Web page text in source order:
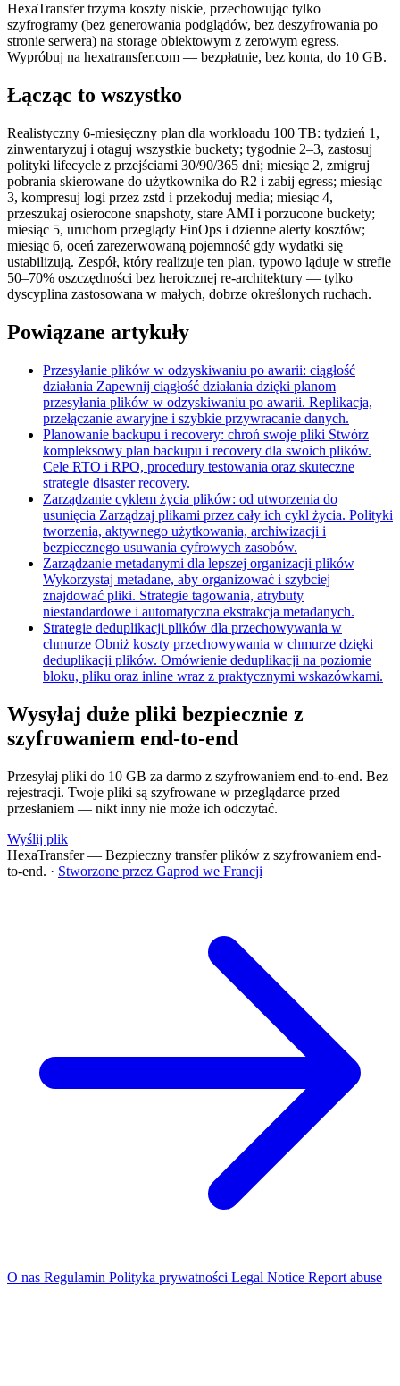
HexaTransfer trzyma koszty niskie, przechowując tylko
szyfrogramy (bez generowania podglądów, bez deszyfrowania po
stronie serwera) na storage obiektowym z zerowym egress.
Wypróbuj na hexatransfer.com — bezpłatnie, bez konta, do 10 GB.
Łącząc to wszystko
Realistyczny 6-miesięczny plan dla workloadu 100 TB: tydzień 1,
zinwentaryzuj i otaguj wszystkie buckety; tygodnie 2–3, zastosuj
polityki lifecycle z przejściami 30/90/365 dni; miesiąc 2, zmigruj
pobrania skierowane do użytkownika do R2 i zabij egress; miesiąc
3, kompresuj logi przez zstd i przekoduj media; miesiąc 4,
przeszukaj osierocone snapshoty, stare AMI i porzucone buckety;
miesiąc 5, uruchom przeglądy FinOps i dzienne alerty kosztów;
miesiąc 6, oceń zarezerwowaną pojemność gdy wydatki się
ustabilizują. Zespół, który realizuje ten plan, typowo ląduje w strefie
50–70% oszczędności bez heroicznej re-architektury — tylko
dyscyplina zastosowana w małych, dobrze określonych ruchach.
Powiązane artykuły
Przesyłanie plików w odzyskiwaniu po awarii: ciągłość
działania Zapewnij ciągłość działania dzięki planom
przesyłania plików w odzyskiwaniu po awarii. Replikacja,
przełączanie awaryjne i szybkie przywracanie danych.
Planowanie backupu i recovery: chroń swoje pliki Stwórz
kompleksowy plan backupu i recovery dla swoich plików.
Cele RTO i RPO, procedury testowania oraz skuteczne
strategie disaster recovery.
Zarządzanie cyklem życia plików: od utworzenia do
usunięcia Zarządzaj plikami przez cały ich cykl życia. Polityki
tworzenia, aktywnego użytkowania, archiwizacji i
bezpiecznego usuwania cyfrowych zasobów.
Zarządzanie metadanymi dla lepszej organizacji plików
Wykorzystaj metadane, aby organizować i szybciej
znajdować pliki. Strategie tagowania, atrybuty
niestandardowe i automatyczna ekstrakcja metadanych.
Strategie deduplikacji plików dla przechowywania w
chmurze Obniż koszty przechowywania w chmurze dzięki
deduplikacji plików. Omówienie deduplikacji na poziomie
bloku, pliku oraz inline wraz z praktycznymi wskazówkami.
Wysyłaj duże pliki bezpiecznie z
szyfrowaniem end-to-end
Przesyłaj pliki do 10 GB za darmo z szyfrowaniem end-to-end. Bez
rejestracji. Twoje pliki są szyfrowane w przeglądarce przed
przesłaniem — nikt inny nie może ich odczytać.
Wyślij plik
HexaTransfer — Bezpieczny transfer plików z szyfrowaniem end-
to-end. · Stworzone przez Gaprod we Francji
O nas Regulamin Polityka prywatności Legal Notice Report abuse